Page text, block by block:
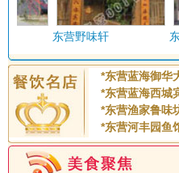
胜泰路
苏州路
太行山路
聚星食府
京一品羊
吉阿婆东
金黄河宾
聚德大酒
东营野味轩 东
*东营蓝海御华
*东营蓝海西城
*东营渔家鲁味
*东营河丰园鱼